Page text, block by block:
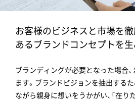
お客様のビジネスと市場を
あるブランドコンセプトを
ブランディングが必要となった場合
ます。ブランドビジョンを抽出する
ながら親身に想いをうかがい、「在り